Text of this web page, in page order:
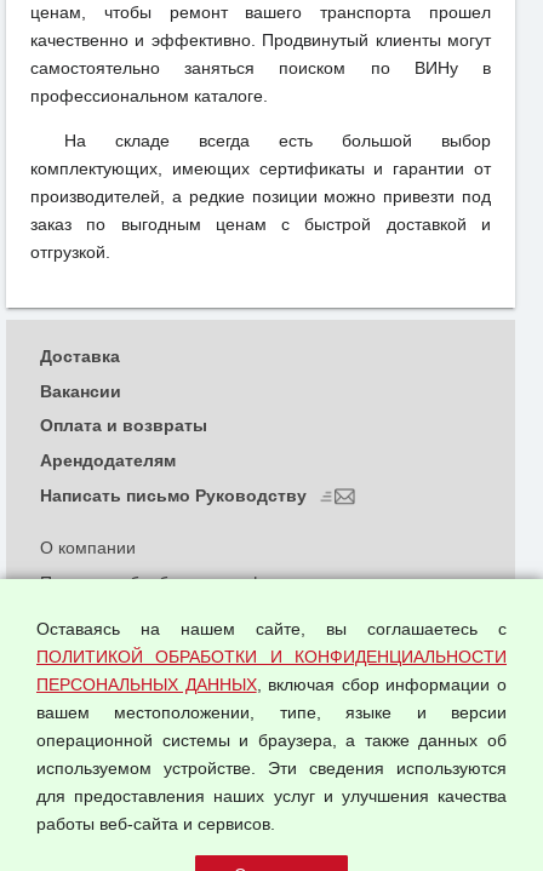
ценам, чтобы ремонт вашего транспорта прошел
качественно и эффективно. Продвинутый клиенты могут
самостоятельно заняться поиском по ВИНу в
профессиональном каталоге.
На складе всегда есть большой выбор
комплектующих, имеющих сертификаты и гарантии от
производителей, а редкие позиции можно привезти под
заказ по выгодным ценам с быстрой доставкой и
отгрузкой.
© 2026 ООО "Феникс"
О компании
Политика обработки и конфиденциальности
Согласием на обработку персональных данных
Оферта оптовой купли-продажи
Публичная оферта
Доставка
Вакансии
Оплата и возвраты
Арендодателям
Написать письмо Руководству
Оставаясь на нашем сайте, вы соглашаетесь с
ПОЛИТИКОЙ ОБРАБОТКИ И КОНФИДЕНЦИАЛЬНОСТИ
ПЕРСОНАЛЬНЫХ ДАННЫХ, включая сбор информации о
вашем местоположении, типе, языке и версии
операционной системы и браузера, а также данных об
используемом устройстве. Эти сведения используются
для предоставления наших услуг и улучшения качества
работы веб-сайта и сервисов.